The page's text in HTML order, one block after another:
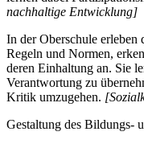
nachhaltige Entwicklung]
In der Oberschule erleben
Regeln und Normen,
deren Einhaltung an. Sie
Verantwortung zu
Kritik umzugehen.
Gestaltung des Bildungs-